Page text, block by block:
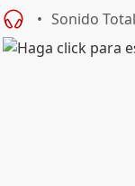
Sonido